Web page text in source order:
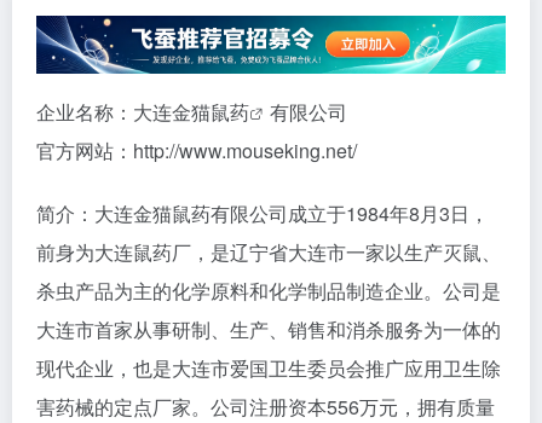
企业名称：大连金猫鼠药
有限公司
官方网站：http://www.mouseking.net/
简介：大连金猫鼠药有限公司成立于1984年8月3日，
前身为大连鼠药厂，是辽宁省大连市一家以生产灭鼠、
杀虫产品为主的化学原料和化学制品制造企业。公司是
大连市首家从事研制、生产、销售和消杀服务为一体的
现代企业，也是大连市爱国卫生委员会推广应用卫生除
害药械的定点厂家。公司注册资本556万元，拥有质量